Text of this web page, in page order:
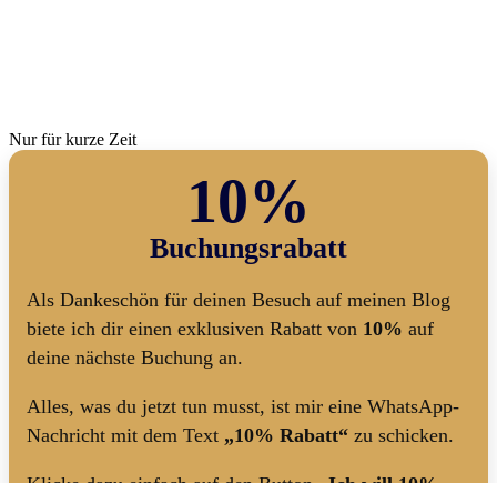
Nur für kurze Zeit
10%
Buchungsrabatt
Als Dankeschön für deinen Besuch auf meinen Blog
biete ich dir einen exklusiven Rabatt von 10% auf
deine nächste Buchung an.
Alles, was du jetzt tun musst, ist mir eine WhatsApp-
Nachricht mit dem Text „10% Rabatt“ zu schicken.